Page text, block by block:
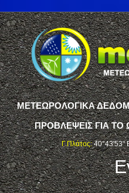
ΜΕΤΕΩΡΟΛΟΓΙΚΑ
ΠΡΟΒΛΕΨΕΙΣ ΓΙΑ ΤΟ
Γ.Πλάτος:40°43'53"